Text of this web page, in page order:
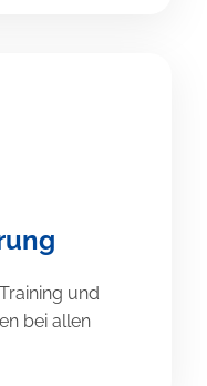
und
bei allen